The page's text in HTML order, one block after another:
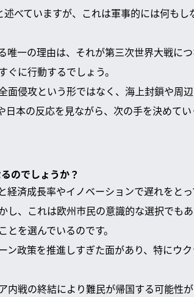
べていますが、これは軍事的には何も
唯一の理由は、それが第三次世界大戦に
に行動するでしょう。
面侵攻という形ではなく、海上封鎖や周
本の反応を見ながら、次の手を決めてい
のでしょうか？
経済成長率やイノベーションで遅れをと
し、これは欧州市民の意識的な選択でも
を選んでいるのです。
ン政策を推進しすぎた面があり、特にウ
内戦の終結により難民が帰国する可能性